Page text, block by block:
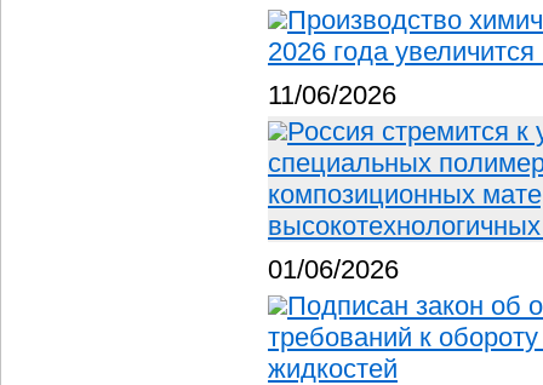
Производство
2026 года
11/06/2026
Россия стремится
специальных
композиционных
01/06/2026
Подписан закон об
требований к
жидкостей